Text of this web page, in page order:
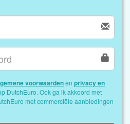
voorwaardenen privacy en